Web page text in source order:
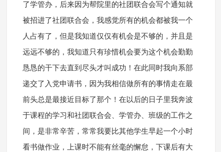
了学管办，后来因为帮院里的社团联合会写个通知就
被招进了社团联合会，我感觉所有的机会都被我一个
人占有了，但是我知道仅仅有机会是不够的，并且是
远远不够的，我知道只有珍惜机会要为这个机会勤勤
恳恳的干下去直到尽头才叫成功！在此同时我向系部
递交了入党申请书，因为我相信做所有的事情走在最
前头总是最接近目标了那个！在以后的日子里我奔波
于课程的学习和社团联合会、学管办、班级的工作之
间，是非常辛苦，常常我要比其他学生早起一个小时
看书做作业，上课时不能有丝毫的懈怠，下课后有大